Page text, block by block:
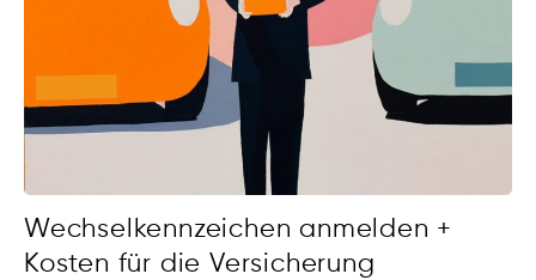
Wechselkennzeichen anmelden +
Kosten für die Versicherung